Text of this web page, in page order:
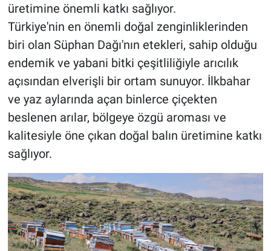
üretimine önemli katkı sağlıyor.
Türkiye'nin en önemli doğal zenginliklerinden
biri olan Süphan Dağı'nın etekleri, sahip olduğu
endemik ve yabani bitki çeşitliliğiyle arıcılık
açısından elverişli bir ortam sunuyor. İlkbahar
ve yaz aylarında açan binlerce çiçekten
beslenen arılar, bölgeye özgü aroması ve
kalitesiyle öne çıkan doğal balın üretimine katkı
sağlıyor.